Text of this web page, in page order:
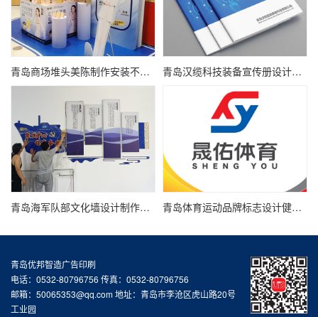
青岛商场堆头美陈制作安装不起泡KT板制作广告物料制作 青岛汉缆科技装备宣传册设计氢能新能源产品画册设计
青岛海军队部文化墙设计制作强军文化口号理念文化墙 青岛体育运动品牌标志设计健身馆logo设计
青岛优邦智造广告印刷
电话：0532-80796756 传真：0532-80796756
邮箱：50065353@qq.com 地址：青岛市李沧区虎山路20号
工业园